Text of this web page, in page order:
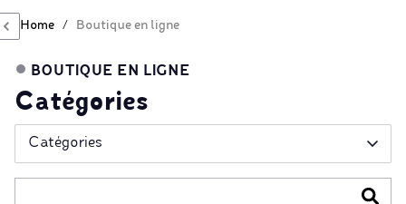
Home / Boutique en ligne
BOUTIQUE EN LIGNE
Catégories